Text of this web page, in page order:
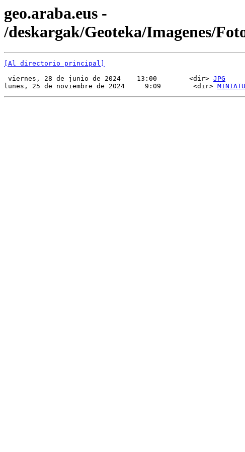
geo.araba.eus -
/deskargak/Geoteka/Imagenes/
[Al directorio principal]
viernes, 28 de junio de 2024    13:00        <dir> JPG
lunes, 25 de noviembre de 2024     9:09        <dir>